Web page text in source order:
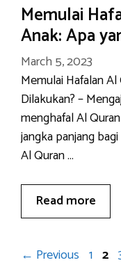
Memulai
Anak: Apa
March 5, 2023
Memulai Hafalan
Dilakukan? –
menghafal Al
jangka panjang
Al Quran …
Read more
← Previous Page
1 2